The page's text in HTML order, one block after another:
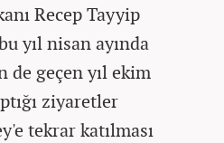
Recep Tayyip
yıl nisan ayında
geçen yıl ekim
ziyaretler
tekrar katılması